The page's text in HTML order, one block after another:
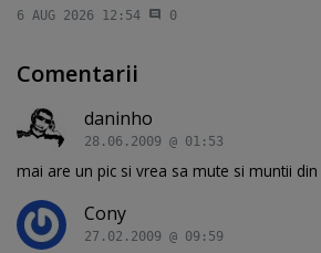
6 AUG 2026 12:54 0
Comentarii
daninho
28.06.2009 @ 01:53
mai are un pic si vrea sa mute si muntii
Cony
27.02.2009 @ 09:59